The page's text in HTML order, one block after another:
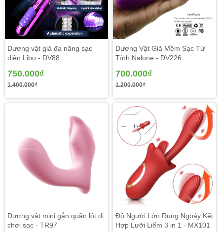
Thiết kế Dương Vật Giả Silicon 2 Lớp Không Rung siêu
mềm mịn giống thật khiến cho chị em thấy thích và yêu
ngay cái nhìn đầu tiên. Sản phẩm dương vật giả không
Dương vật giả đa năng sạc
điện Libo - DV88
750.000₫
1.400.000₫
Dương Vật Giả Mềm Sạc Từ
Tính Nalone - DV226
700.000₫
1.200.000₫
Dương vật mini gắn quần lót đi
chơi sạc - TR97
Đồ Người Lớn Rung Ngoáy Kết
Hợp Lưỡi Liếm 3 in 1 - MX101